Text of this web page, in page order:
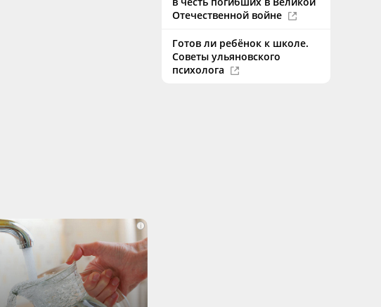
i
Отечественной войне
Готов ли ребёнок к школе.
Советы ульяновского
психолога